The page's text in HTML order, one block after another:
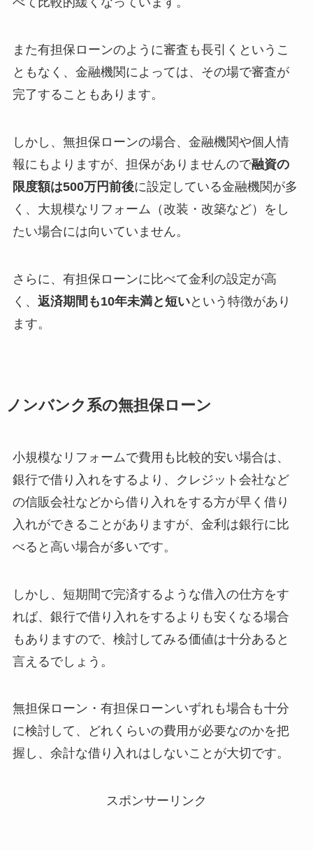
また有担保ローンのように審査も長引くというこ
ともなく、金融機関によっては、その場で審査が
完了することもあります。
しかし、無担保ローンの場合、金融機関や個人情
報にもよりますが、担保がありませんので融資の
限度額は500万円前後に設定している金融機関が多
く、大規模なリフォーム（改装・改築など）をし
たい場合には向いていません。
さらに、有担保ローンに比べて金利の設定が高
く、 返済期間も10年未満と短いという特徴があり
ます。
ノンバンク系の無担保ローン
小規模なリフォームで費用も比較的安い場合は、
銀行で借り入れをするより、クレジット会社など
の信販会社などから借り入れをする方が早く借り
入れができることがありますが、金利は銀行に比
べると高い場合が多いです。
しかし、短期間で完済するような借入の仕方をす
れば、銀行で借り入れをするよりも安くなる場合
もありますので、検討してみる価値は十分あると
言えるでしょう。
無担保ローン・有担保ローンいずれも場合も十分
に検討して、どれくらいの費用が必要なのかを把
握し、余計な借り入れはしないことが大切です。
スポンサーリンク